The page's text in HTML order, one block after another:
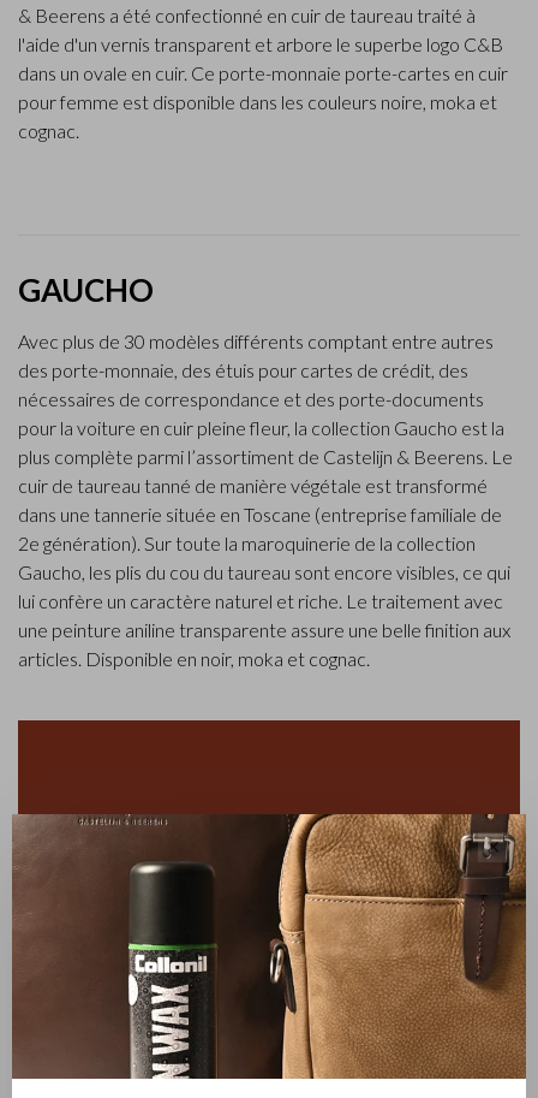
& Beerens a été confectionné en cuir de taureau traité à
l'aide d'un vernis transparent et arbore le superbe logo C&B
dans un ovale en cuir. Ce porte-monnaie porte-cartes en cuir
pour femme est disponible dans les couleurs noire, moka et
cognac.
GAUCHO
Avec plus de 30 modèles différents comptant entre autres
des porte-monnaie, des étuis pour cartes de crédit, des
nécessaires de correspondance et des porte-documents
pour la voiture en cuir pleine fleur, la collection Gaucho est la
plus complète parmi l’assortiment de Castelijn & Beerens. Le
cuir de taureau tanné de manière végétale est transformé
dans une tannerie située en Toscane (entreprise familiale de
2e génération). Sur toute la maroquinerie de la collection
Gaucho, les plis du cou du taureau sont encore visibles, ce qui
lui confère un caractère naturel et riche. Le traitement avec
une peinture aniline transparente assure une belle finition aux
articles. Disponible en noir, moka et cognac.
✕